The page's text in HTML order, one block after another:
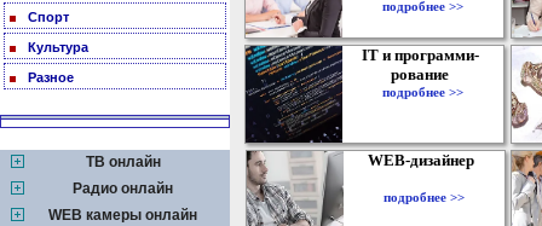
Спорт
Культура
Разное
ТВ онлайн
Радио онлайн
WEB камеры онлайн
подробнее >>
IT и программи-
рование
подробнее >>
WEB-дизайнер
подробнее >>